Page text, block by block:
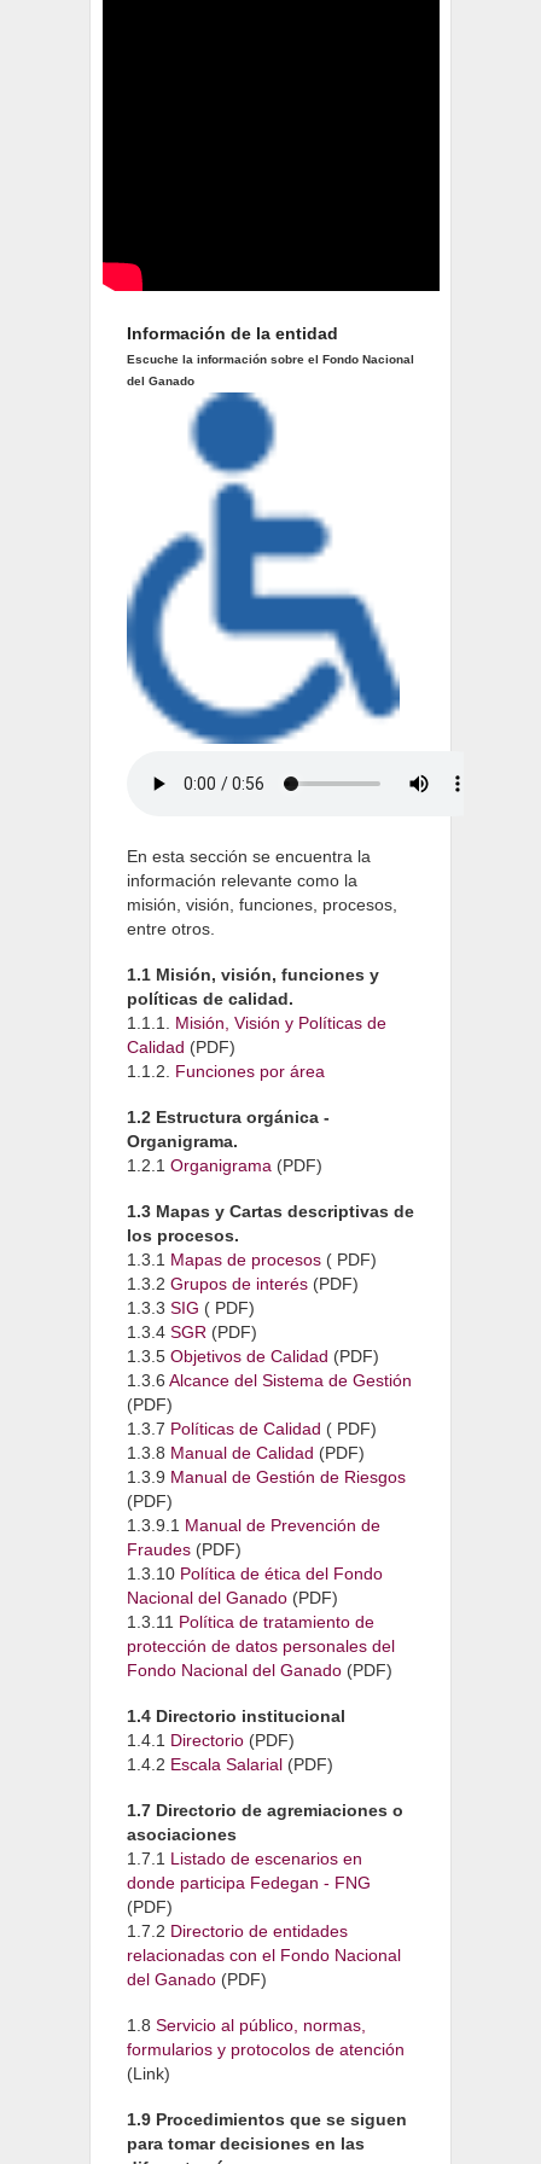
Información de la entidad
Escuche la información sobre el Fondo Nacional
del Ganado
En esta sección se encuentra la
información relevante como la
misión, visión, funciones, procesos,
entre otros.
1.1 Misión, visión, funciones y
políticas de calidad.
1.1.1. Misión, Visión y Políticas de
Calidad (PDF)
1.1.2. Funciones por área
1.2 Estructura orgánica -
Organigrama.
1.2.1 Organigrama (PDF)
1.3 Mapas y Cartas descriptivas de
los procesos.
1.3.1 Mapas de procesos ( PDF)
1.3.2 Grupos de interés (PDF)
1.3.3 SIG ( PDF)
1.3.4 SGR (PDF)
1.3.5 Objetivos de Calidad (PDF)
1.3.6 Alcance del Sistema de Gestión
(PDF)
1.3.7 Políticas de Calidad ( PDF)
1.3.8 Manual de Calidad (PDF)
1.3.9 Manual de Gestión de Riesgos
(PDF)
1.3.9.1 Manual de Prevención de
Fraudes(PDF)
1.3.10 Política de ética del Fondo
Nacional del Ganado (PDF)
1.3.11 Política de tratamiento de
protección de datos personales del
Fondo Nacional del Ganado (PDF)
1.4 Directorio institucional
1.4.1 Directorio(PDF)
1.4.2 Escala Salarial (PDF)
1.7 Directorio de agremiaciones o
asociaciones
1.7.1 Listado de escenarios en
donde participa Fedegan - FNG
(PDF)
1.7.2 Directorio de entidades
relacionadas con el Fondo Nacional
del Ganado(PDF)
1.8 Servicio al público, normas,
formularios y protocolos de atención
(Link)
1.9 Procedimientos que se siguen
para tomar decisiones en las